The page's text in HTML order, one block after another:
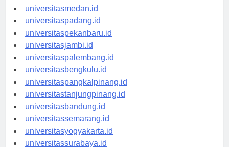
universitasaceh.id
universitasmedan.id
universitaspadang.id
universitaspekanbaru.id
universitasjambi.id
universitaspalembang.id
universitasbengkulu.id
universitaspangkalpinang.id
universitastanjungpinang.id
universitasbandung.id
universitassemarang.id
universitasyogyakarta.id